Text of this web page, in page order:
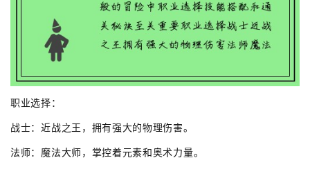
职业选择：
战士：近战之王，拥有强大的物理伤害。
法师：魔法大师，掌控着元素和奥术力量。